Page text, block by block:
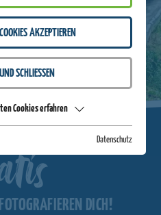
ANMELDEN
DICH!
AKZEPTIEREN
SCHLIESSEN
Cookies erfahren
Datenschutz